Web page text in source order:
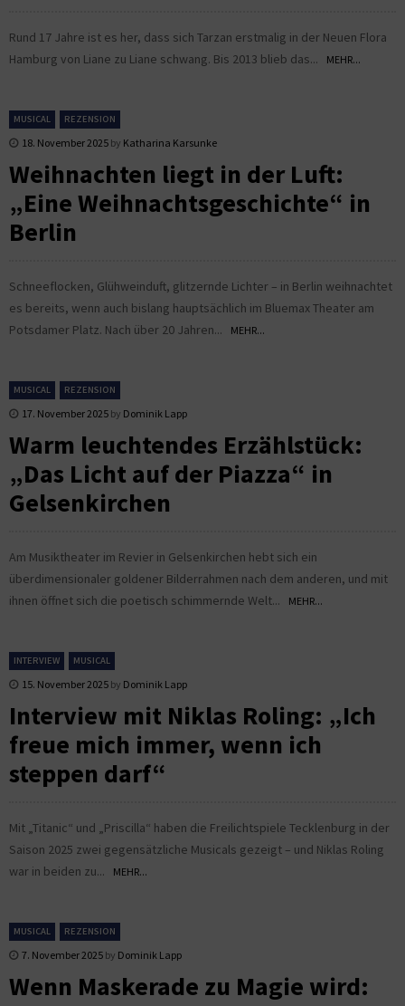
Rund 17 Jahre ist es her, dass sich Tarzan erstmalig in der Neuen Flora
Hamburg von Liane zu Liane schwang. Bis 2013 blieb das...
MEHR...
MUSICAL REZENSION
18. November 2025 by Katharina Karsunke
Weihnachten liegt in der Luft:
„Eine Weihnachtsgeschichte“ in
Berlin
Schneeflocken, Glühweinduft, glitzernde Lichter – in Berlin weihnachtet
es bereits, wenn auch bislang hauptsächlich im Bluemax Theater am
Potsdamer Platz. Nach über 20 Jahren...
MEHR...
MUSICAL REZENSION
17. November 2025 by Dominik Lapp
Warm leuchtendes Erzählstück:
„Das Licht auf der Piazza“ in
Gelsenkirchen
Am Musiktheater im Revier in Gelsenkirchen hebt sich ein
überdimensionaler goldener Bilderrahmen nach dem anderen, und mit
ihnen öffnet sich die poetisch schimmernde Welt...
MEHR...
INTERVIEW MUSICAL
15. November 2025 by Dominik Lapp
Interview mit Niklas Roling: „Ich
freue mich immer, wenn ich
steppen darf“
Mit „Titanic“ und „Priscilla“ haben die Freilichtspiele Tecklenburg in der
Saison 2025 zwei gegensätzliche Musicals gezeigt – und Niklas Roling
war in beiden zu...
MEHR...
MUSICAL REZENSION
7. November 2025 by Dominik Lapp
Wenn Maskerade zu Magie wird: